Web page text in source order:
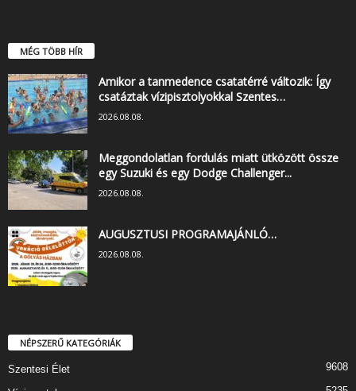
MÉG TÖBB HÍR
Amikor a tanmedence csatatérré változik: Így
csatáztak vízipisztolyokkal Szentes…
2026.08.08.
Meggondolatlan fordulás miatt ütközött össze
egy Suzuki és egy Dodge Challenger...
2026.08.08.
AUGUSZTUSI PROGRAMAJÁNLÓ…
2026.08.08.
NÉPSZERŰ KATEGÓRIÁK
Szentesi Élet 9608